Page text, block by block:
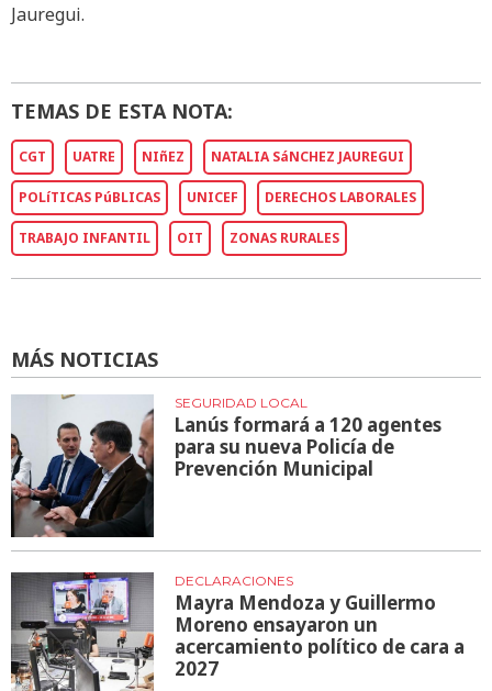
Jauregui.
TEMAS DE ESTA NOTA:
CGT UATRE NIñEZ NATALIA SáNCHEZ JAUREGUI
POLíTICAS PúBLICAS UNICEF DERECHOS LABORALES
TRABAJO INFANTIL OIT ZONAS RURALES
MÁS NOTICIAS
SEGURIDAD LOCAL
Lanús formará a 120 agentes
para su nueva Policía de
Prevención Municipal
DECLARACIONES
Mayra Mendoza y Guillermo
Moreno ensayaron un
acercamiento político de cara a
2027